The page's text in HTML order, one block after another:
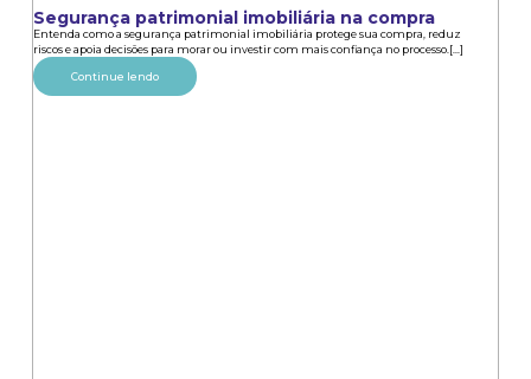
Segurança patrimonial imobiliária na compra
Entenda como a segurança patrimonial imobiliária protege sua compra, reduz
riscos e apoia decisões para morar ou investir com mais confiança no processo.[...]
Continue lendo